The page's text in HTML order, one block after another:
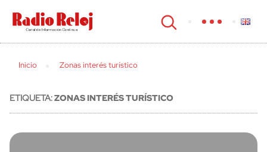
cerrar
Inicio Zonas interés turístico
ETIQUETA:ZONAS INTERÉS TURÍSTICO